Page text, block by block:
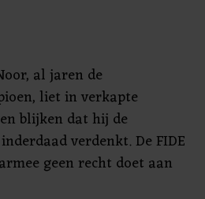
al jaren de
liet in verkapte
blijken dat hij de
verdenkt. De FIDE
geen recht doet aan